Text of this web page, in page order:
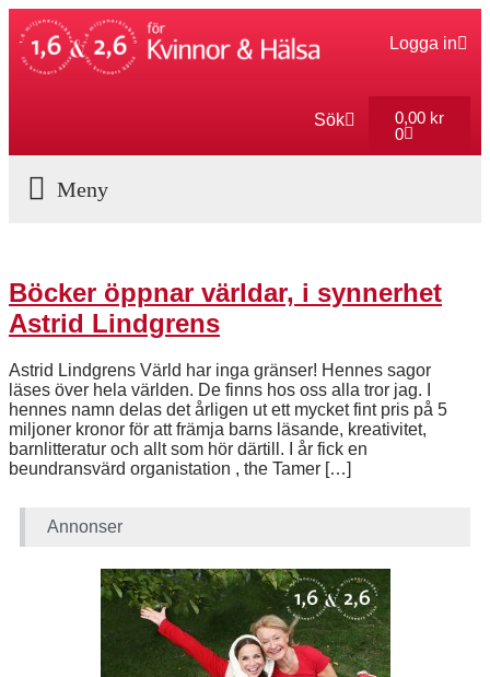
Logga in
Sök 0,00 kr
0
Böcker öppnar världar, i synnerhet
Astrid Lindgrens
Astrid Lindgrens Värld har inga gränser! Hennes sagor
läses över hela världen. De finns hos oss alla tror jag. I
hennes namn delas det årligen ut ett mycket fint pris på 5
miljoner kronor för att främja barns läsande, kreativitet,
barnlitteratur och allt som hör därtill. I år fick en
beundransvärd organistation , the Tamer […]
Annonser